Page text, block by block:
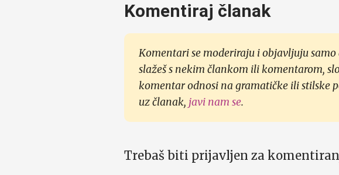
Komentiraj članak
Komentari se moderiraju i objavljuju
slažeš s nekim člankom ili komentarom,
komentar odnosi na gramatičke ili stilske
uz članak, javi nam se.
Trebaš biti prijavljen za